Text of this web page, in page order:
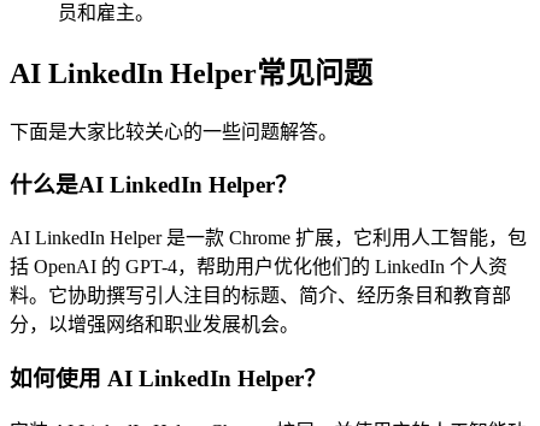
员和雇主。
AI LinkedIn Helper常见问题
下面是大家比较关心的一些问题解答。
什么是AI LinkedIn Helper？
AI LinkedIn Helper 是一款 Chrome 扩展，它利用人工智能，包
括 OpenAI 的 GPT-4，帮助用户优化他们的 LinkedIn 个人资
料。它协助撰写引人注目的标题、简介、经历条目和教育部
分，以增强网络和职业发展机会。
如何使用 AI LinkedIn Helper？